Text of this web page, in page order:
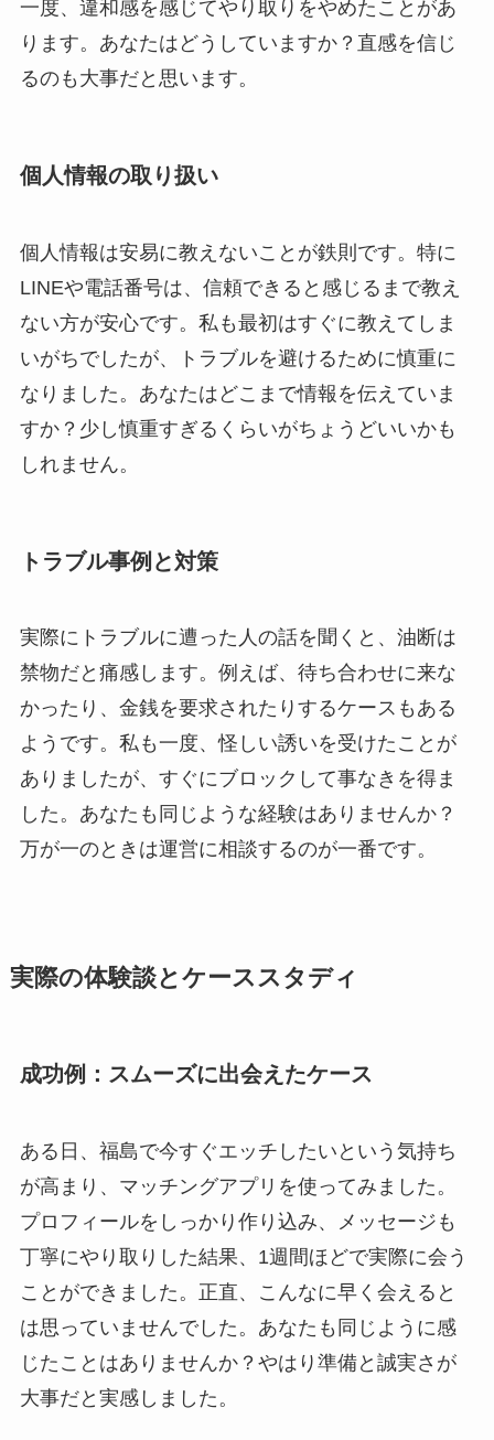
一度、違和感を感じてやり取りをやめたことがあ
ります。あなたはどうしていますか？直感を信じ
るのも大事だと思います。
個人情報の取り扱い
個人情報は安易に教えないことが鉄則です。特に
LINEや電話番号は、信頼できると感じるまで教え
ない方が安心です。私も最初はすぐに教えてしま
いがちでしたが、トラブルを避けるために慎重に
なりました。あなたはどこまで情報を伝えていま
すか？少し慎重すぎるくらいがちょうどいいかも
しれません。
トラブル事例と対策
実際にトラブルに遭った人の話を聞くと、油断は
禁物だと痛感します。例えば、待ち合わせに来な
かったり、金銭を要求されたりするケースもある
ようです。私も一度、怪しい誘いを受けたことが
ありましたが、すぐにブロックして事なきを得ま
した。あなたも同じような経験はありませんか？
万が一のときは運営に相談するのが一番です。
実際の体験談とケーススタディ
成功例：スムーズに出会えたケース
ある日、福島で今すぐエッチしたいという気持ち
が高まり、マッチングアプリを使ってみました。
プロフィールをしっかり作り込み、メッセージも
丁寧にやり取りした結果、1週間ほどで実際に会う
ことができました。正直、こんなに早く会えると
は思っていませんでした。あなたも同じように感
じたことはありませんか？やはり準備と誠実さが
大事だと実感しました。